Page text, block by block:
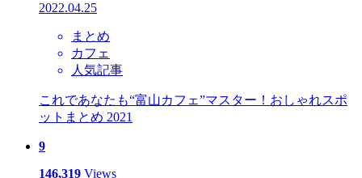
2022.04.25
まとめ
カフェ
人気記事
これであなたも“富山カフェ”マスター！おしゃれスポ
ットまとめ 2021
9
146,319 Views